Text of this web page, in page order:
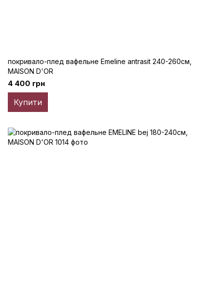
покривало-плед вафельне Emeline antrasit 240-260см,
MAISON D'OR
4 400 грн
Купити